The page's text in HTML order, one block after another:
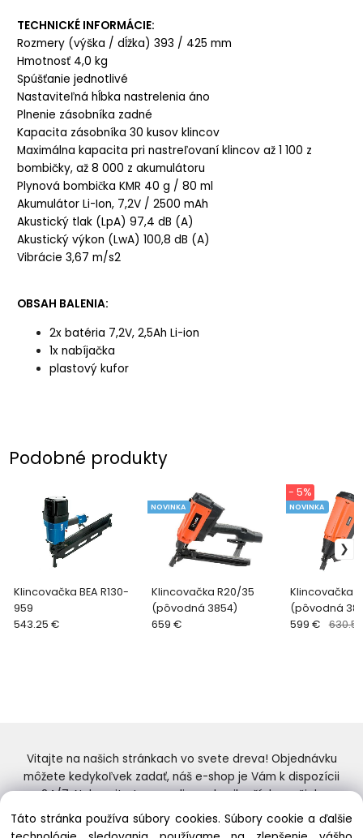
TECHNICKÉ INFORMÁCIE:
Rozmery (výška / dĺžka)393 / 425 mm
Hmotnosť 4,0 kg
Spúšťaniejednotlivé
Nastaviteľná hĺbka nastreleniaáno
Plnenie zásobníka zadné
Kapacita zásobníka30 kusov klincov
Maximálna kapacita pri nastreľovaní klincovaž 1 100 z
bombičky, až 8 000 z akumulátoru
Plynová bombičkaKMR 40 g / 80 ml
Akumulátor Li-Ion, 7,2V / 2500 mAh
Akustický tlak (LpA)97,4 dB (A)
Akustický výkon (LwA)100,8 dB (A)
Vibrácie3,67 m/s2
OBSAH BALENIA:
2x batéria 7,2V, 2,5Ah Li-ion
1x nabíjačka
plastový kufor
Podobné produkty
Klincovačka BEA R130-
959
543.25 €
Klincovačka R20/35
(pôvodná 3854)
NOVINKA
659 €
Klincovačka
(pôvodná
NOVINKA
- 5%
599 €
Vitajte na našich stránkach vo svete dreva! Objednávku
môžete kedykoľvek zadať, náš e-shop je Vám k dispozícii
24/7. Nakupujte tovar online od najlepších značiek.
Skvelý výber a ceny. Tiež si nenechajte ujsť naše
prebiehajúce ponuky! Prajeme Vám príjemné nakupovanie.
Táto stránka používa súbory cookies. Súbory cookie a ďalšie